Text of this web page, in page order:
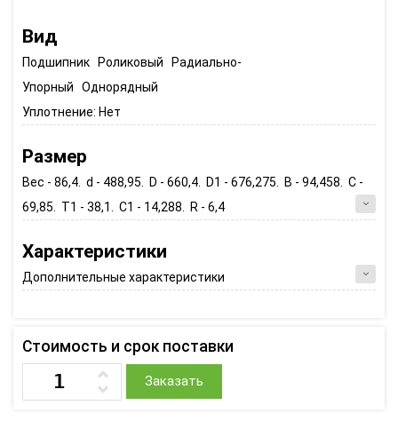
Вид
Подшипник Роликовый Радиально-
Упорный Однорядный
Уплотнение: Нет
Размер
Вес - 86,4. d - 488,95. D - 660,4. D1 - 676,275. B - 94,458. C -
69,85. T1 - 38,1. C1 - 14,288. R - 6,4
Характеристики
Дополнительные характеристики
Стоимость и срок поставки
Заказать